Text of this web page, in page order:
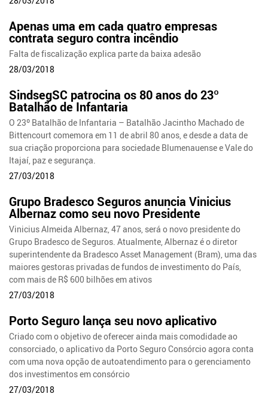
Apenas uma em cada quatro empresas
contrata seguro contra incêndio
Falta de fiscalização explica parte da baixa adesão
28/03/2018
SindsegSC patrocina os 80 anos do 23º
Batalhão de Infantaria
O 23º Batalhão de Infantaria – Batalhão Jacintho Machado de
Bittencourt comemora em 11 de abril 80 anos, e desde a data de
sua criação proporciona para sociedade Blumenauense e Vale do
Itajaí, paz e segurança.
27/03/2018
Grupo Bradesco Seguros anuncia Vinicius
Albernaz como seu novo Presidente
Vinicius Almeida Albernaz, 47 anos, será o novo presidente do
Grupo Bradesco de Seguros. Atualmente, Albernaz é o diretor
superintendente da Bradesco Asset Management (Bram), uma das
maiores gestoras privadas de fundos de investimento do País,
com mais de R$ 600 bilhões em ativos
27/03/2018
Porto Seguro lança seu novo aplicativo
Criado com o objetivo de oferecer ainda mais comodidade ao
consorciado, o aplicativo da Porto Seguro Consórcio agora conta
com uma nova opção de autoatendimento para o gerenciamento
dos investimentos em consórcio
27/03/2018